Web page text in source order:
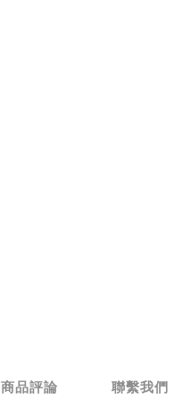
商品評論 聯繫我們